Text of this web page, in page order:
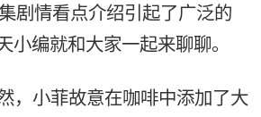
剧情看点介绍引起了广泛的
小编就和大家一起来聊聊。
，小菲故意在咖啡中添加了大